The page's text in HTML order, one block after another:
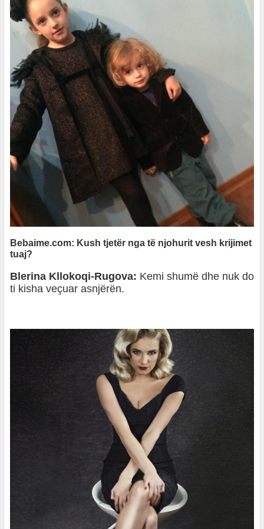
Bebaime.com: Kush tjetër nga të njohurit vesh krijimet
tuaj?
Blerina Kllokoqi-Rugova: Kemi shumë dhe nuk do
ti kisha veçuar asnjërën.